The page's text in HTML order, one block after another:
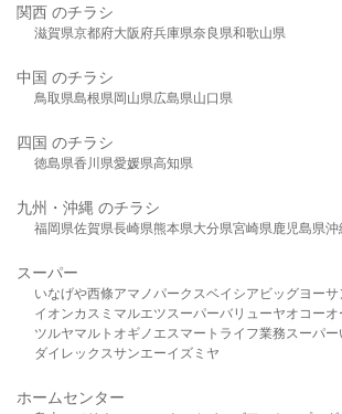
関西 のチラシ
滋賀県京都府大阪府兵庫県奈良県和歌山県
中国 のチラシ
鳥取県島根県岡山県広島県山口県
四国 のチラシ
徳島県香川県愛媛県高知県
九州・沖縄 のチラシ
福岡県佐賀県長崎県熊本県大分県宮崎県 鹿児島県沖
スーパー
いなげや西條アマノパークスベイシア ビッグヨーサ
イオンカスミ マルエツ スーパーバリューヤオコーオ
ツルヤマルト オギノ エスマート ライフ業務スーパー
ダイレックスサンエーイズミヤ
ホームセンター